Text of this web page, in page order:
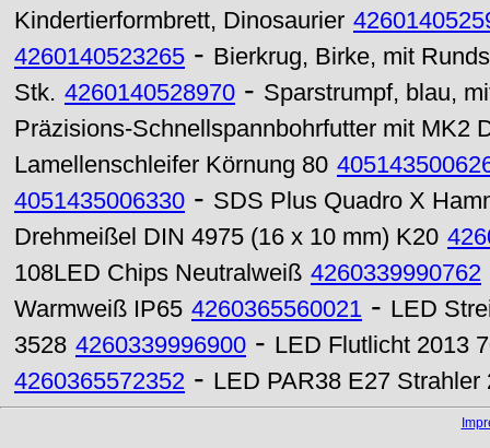
Kindertierformbrett, Dinosaurier
4260140523265 - Bierkrug, Birke, mit
Stk. 4260140528970 - Sparstrumpf, blau,
Präzisions-Schnellspannbohrfutter mit MK2
Lamellenschleifer Körnung 80
4051435006330 - SDS Plus Quadro X
Drehmeißel DIN 4975 (16 x 10 mm) K20
108LED Chips Neutralweiß 4260339990762
Warmweiß IP65 4260365560021 - LED
3528 4260339996900 - LED Flutlicht 2013
4260365572352 - LED PAR38 E27